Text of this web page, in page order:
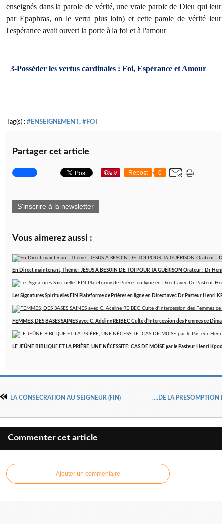
enseignés dans la parole de vérité, une vraie parole de Dieu qui
par Epaphras, on le verra plus loin) et cette parole de vérité
l'espérance avait ouvert la porte à la foi et à l'amour
3-Posséder les vertus cardinales : Foi, Espérance et Amour
Tag(s) : #ENSEIGNEMENT , #FOI
Partager cet article
Repost 0
S'inscrire à la newsletter
Vous aimerez aussi :
En Direct maintenant, Thème : JÉSUS A BESOIN DE TOI POUR TA GUÉRISON Orateur : Dr
Les Signatures Spirituelles FIN Plateforme de Prières en ligne en Direct avec Dr Pasteur Henri
FEMMES, DES BASES SAINES avec C. Adeline REIBEC Culte d'Intercession des Femmes ce
LE JEÛNE BIBLIQUE ET LA PRIÈRE, UNE NÉCESSITE: CAS DE MOÏSE par le Pasteur Henri
LA CONSECRATION AU SEIGNEUR (FIN) ….DE LA PRESOMPTION
Commenter cet article
Ajouter un commentaire